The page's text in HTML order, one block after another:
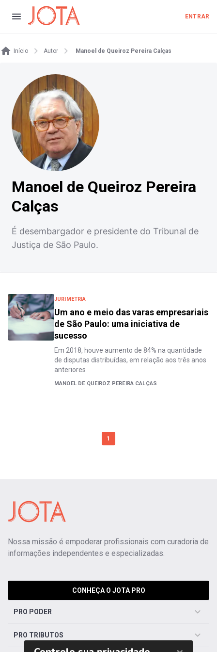
ENTRAR
Início Autor Manoel de Queiroz Pereira Calças
Manoel de Queiroz Pereira
Calças
É desembargador e presidente do Tribunal de
Justiça de São Paulo.
JURIMETRIA
Um ano e meio das varas empresariais
de São Paulo: uma iniciativa de
sucesso
Em 2018, houve aumento de 84% na quantidade
de disputas distribuídas, em relação aos três anos
anteriores
MANOEL DE QUEIROZ PEREIRA CALÇAS
1
Nossa missão é empoderar profissionais com curadoria de
informações independentes e especializadas.
CONHEÇA O JOTA PRO
PRO PODER
PRO TRIBUTOS